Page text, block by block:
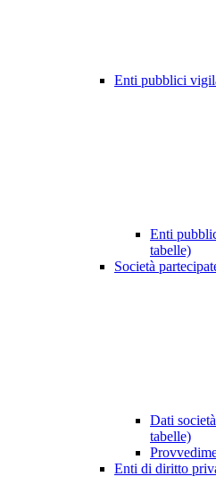
Enti pubblici
Enti
tabelle)
Società
Dati
tabelle)
Enti di diritto